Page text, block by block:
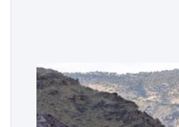
بلاغ للهيئة أن هذه
الرامية إلى
خطوة مهمة في […]